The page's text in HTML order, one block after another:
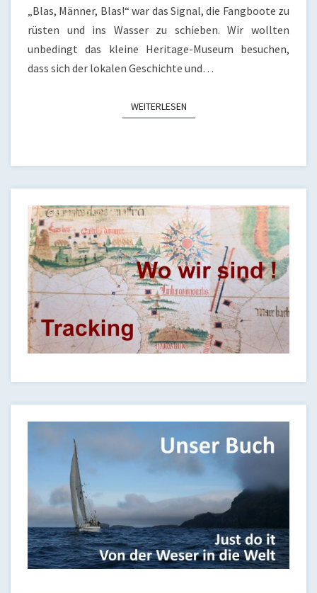
„Blas, Männer, Blas!“ war das Signal, die Fangboote zu
rüsten und ins Wasser zu schieben. Wir wollten
unbedingt das kleine Heritage-Museum besuchen,
dass sich der lokalen Geschichte und…
WEITERLESENWEITERLESEN